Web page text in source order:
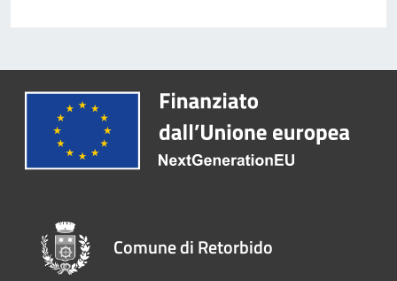
Comune di Retorbido